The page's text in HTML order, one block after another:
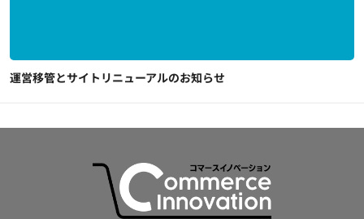
運営移管とサイトリニューアルのお知らせ